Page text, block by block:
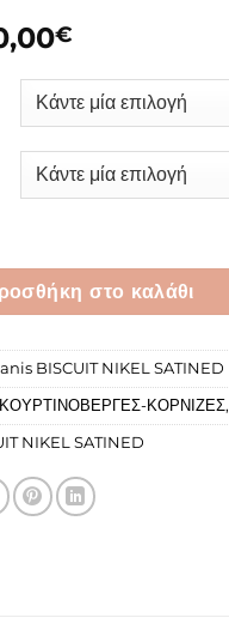
€
61,00€
through
160,00€
SATINED ποσότητα
στο καλάθι
BISCUIT NIKEL SATINED
ΚΟΥΡΤΙΝΟΒΕΡΓΕΣ-ΚΟΡΝΙΖΕΣ,
NIKEL SATINED